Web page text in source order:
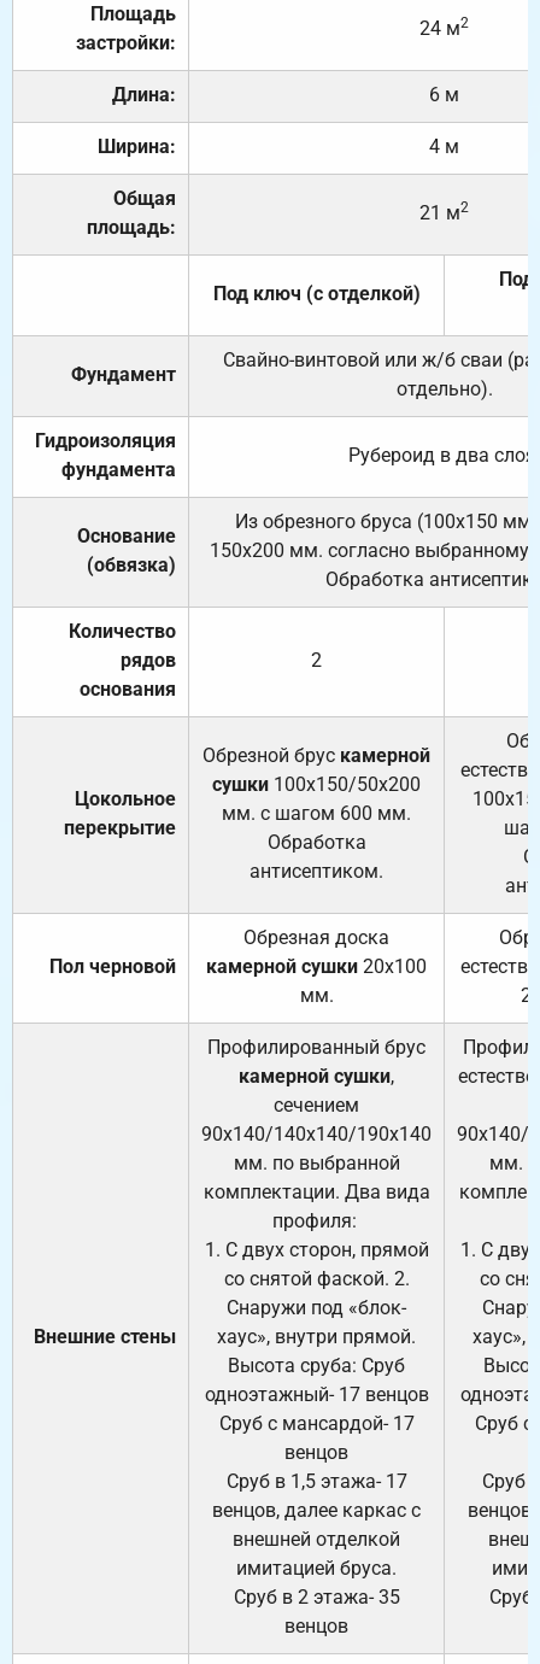
Площадь
застройки:
24 м2
Длина: 6 м
Ширина: 4 м
Общая
площадь:
21 м2
Под ключ (с отделкой)
Под
Фундамент
Свайно-винтовой или ж/б сваи
отдельно).
Гидроизоляция
фундамента
Рубероид в два слоя.
Основание
(обвязка)
Из обрезного бруса (100х150
150х200 мм. согласно выбранному
Обработка
Количество
рядов
основания
2
Цокольное
перекрытие
Обрезной брус камерной
сушки 100х150/50х200
мм. с шагом 600 мм.
Обработка
антисептиком.
Пол черновой
Обрезная доска
камерной сушки 20х100
мм.
Внешние стены
Профилированный брус
камерной сушки,
сечением
90х140/140х140/190х140
мм. по выбранной
комплектации. Два вида
профиля:
1. С двух сторон, прямой
со снятой фаской. 2.
Снаружи под «блок-
хаус», внутри прямой.
Высота сруба: Сруб
одноэтажный- 17 венцов
Сруб с мансардой- 17
венцов
Сруб в 1,5 этажа- 17
венцов, далее каркас с
внешней отделкой
имитацией бруса.
Сруб в 2 этажа- 35
венцов
90х140/
мм.
1. С
со
хаус»,
Сруб с
Сруб
Сруб